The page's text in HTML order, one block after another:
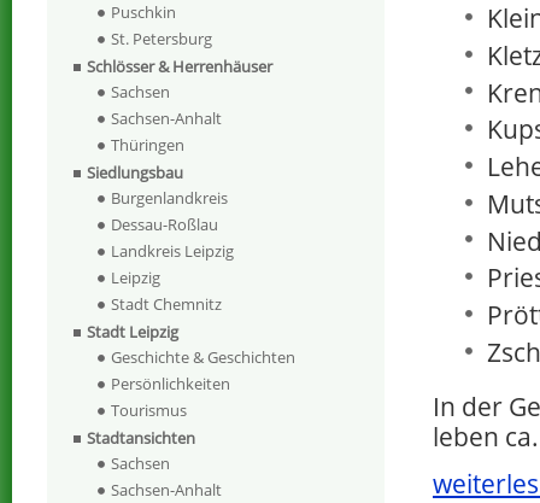
In der
leben
Puschkin
St. Petersburg
Schlösser & Herrenhäuser
Sachsen
Sachsen-Anhalt
Thüringen
Siedlungsbau
Burgenlandkreis
Dessau-Roßlau
Landkreis Leipzig
Leipzig
Stadt Chemnitz
Stadt Leipzig
Geschichte & Geschichten
Persönlichkeiten
Tourismus
Stadtansichten
Sachsen
Sachsen-Anhalt